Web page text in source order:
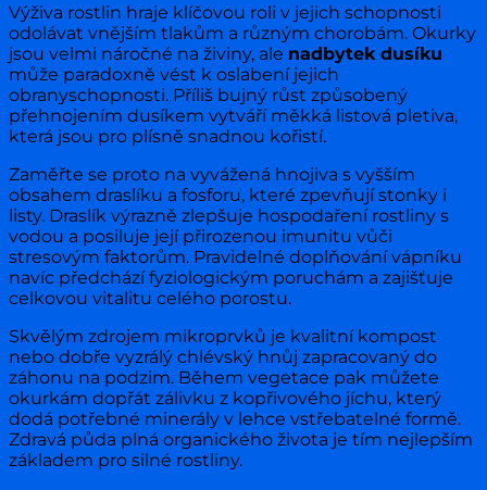
Výživa rostlin hraje klíčovou roli v jejich schopnosti
odolávat vnějším tlakům a různým chorobám. Okurky
jsou velmi náročné na živiny, ale nadbytek dusíku
může paradoxně vést k oslabení jejich
obranyschopnosti. Příliš bujný růst způsobený
přehnojením dusíkem vytváří měkká listová pletiva,
která jsou pro plísně snadnou kořistí.
Zaměřte se proto na vyvážená hnojiva s vyšším
obsahem draslíku a fosforu, které zpevňují stonky i
listy. Draslík výrazně zlepšuje hospodaření rostliny s
vodou a posiluje její přirozenou imunitu vůči
stresovým faktorům. Pravidelné doplňování vápníku
navíc předchází fyziologickým poruchám a zajišťuje
celkovou vitalitu celého porostu.
Skvělým zdrojem mikroprvků je kvalitní kompost
nebo dobře vyzrálý chlévský hnůj zapracovaný do
záhonu na podzim. Během vegetace pak můžete
okurkám dopřát zálivku z kopřivového jíchu, který
dodá potřebné minerály v lehce vstřebatelné formě.
Zdravá půda plná organického života je tím nejlepším
základem pro silné rostliny.